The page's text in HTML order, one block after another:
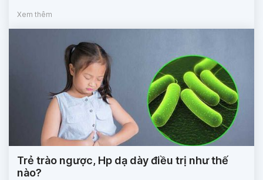
Xem thêm
Trẻ trào ngược, Hp dạ dày điều trị như thế
nào?